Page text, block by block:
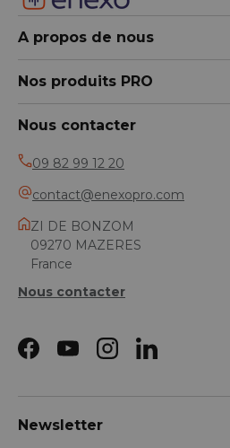
A propos de nous
Nos produits PRO
Nous contacter
09 82 99 12 20
contact@enexopro.com
ZI DE BONZOM
09270 MAZERES
France
Nous contacter
Facebook
YouTubeInstagramLinkedIn
Newsletter